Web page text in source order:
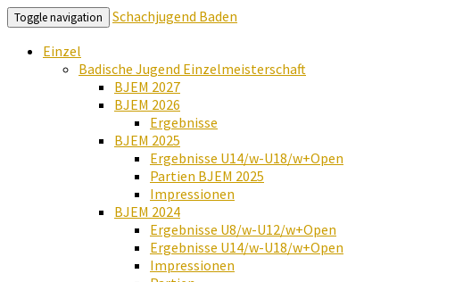
Toggle navigation
Schachjugend Baden
Einzel
Badische Jugend Einzelmeisterschaft
BJEM 2027
BJEM 2026
Ergebnisse
BJEM 2025
Ergebnisse U14/w-U18/w+Open
Partien BJEM 2025
Impressionen
BJEM 2024
Ergebnisse U8/w-U12/w+Open
Ergebnisse U14/w-U18/w+Open
Impressionen